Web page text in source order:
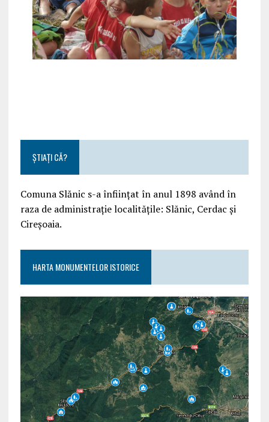
ȘTIAȚI CĂ?
Comuna Slănic s-a înființat în anul 1898 având în
raza de administrație localitățile: Slănic, Cerdac și
Cireșoaia.
HARTA MONUMENTELOR ISTORICE